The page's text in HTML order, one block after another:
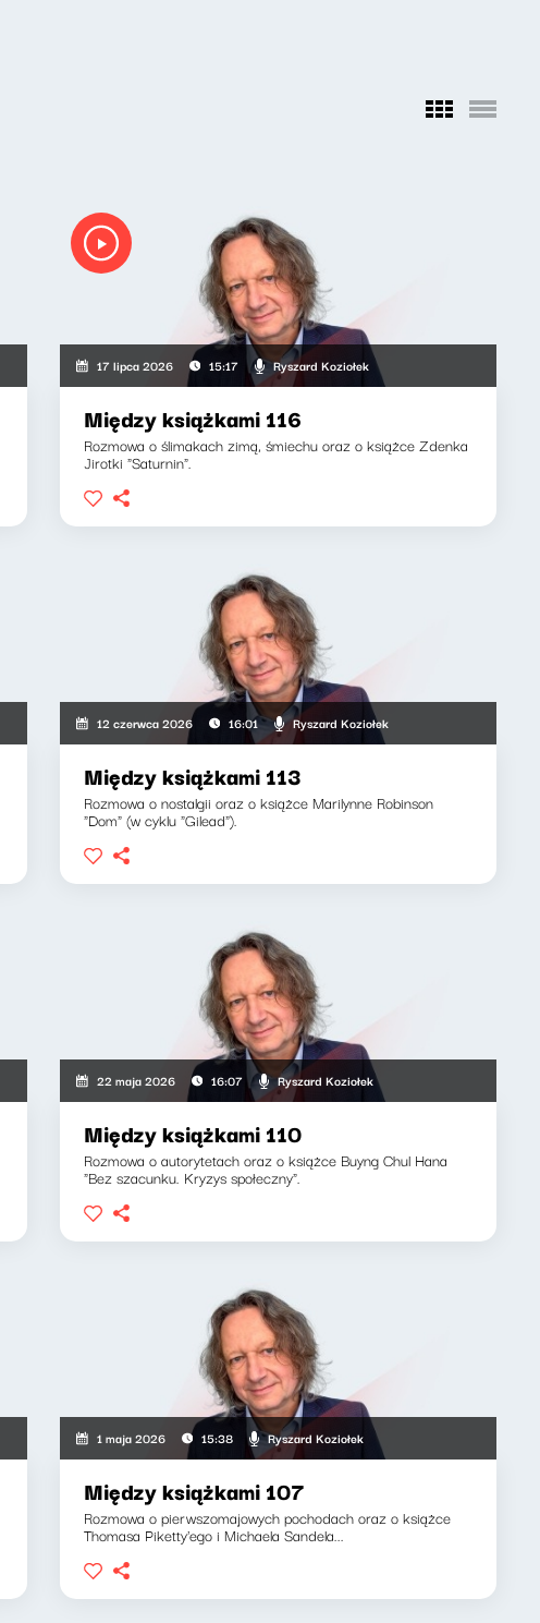
17 lipca 2026 15:17 Ryszard Koziołek
Między książkami 116
Rozmowa o ślimakach zimą, śmiechu oraz o książce Zdenka
Jirotki "Saturnin".
12 czerwca 2026 16:01 Ryszard Koziołek
Między książkami 113
Rozmowa o nostalgii oraz o książce Marilynne Robinson
"Dom" (w cyklu "Gilead").
22 maja 2026 16:07 Ryszard Koziołek
Między książkami 110
Rozmowa o autorytetach oraz o książce Buyng Chul Hana
"Bez szacunku. Kryzys społeczny".
1 maja 2026 15:38 Ryszard Koziołek
Między książkami 107
Rozmowa o pierwszomajowych pochodach oraz o książce
Thomasa Piketty'ego i Michaela Sandela...